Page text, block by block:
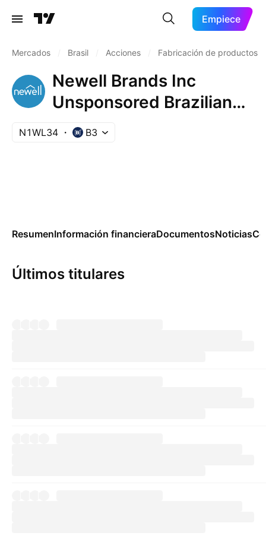
Empiece
Mercados Brasil Acciones Fabricación de productos
Newell Brands Inc
Unsponsored Brazilian
Depositary Receipt Repr
N1WL34 B3
ResumenInformación financieraDocumentosNoticias
Últimos titulares